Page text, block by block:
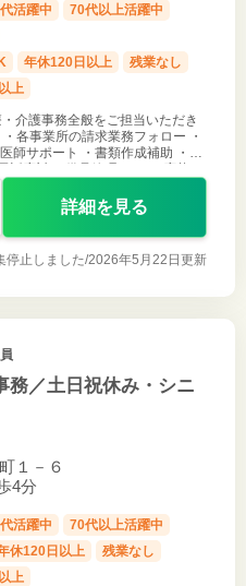
活躍中
70代以上活躍中
年休120日以上
残業なし
上
介護事務全般をご担当いただき
各事業所の請求業務フォロー ・
師サポート ・書類作成補助 ・各
話応対 ・備品管理 など ご応募お
詳細を見る
停止しました/2026年5月22日更新
務／土日祝休み・シニ
１－６
4分
活躍中
70代以上活躍中
休120日以上
残業なし
上